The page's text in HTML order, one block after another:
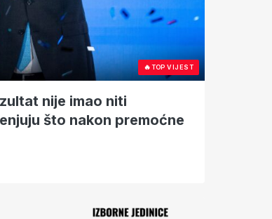
🔥TOP VIJEST
nije imao niti
što nakon premoćne